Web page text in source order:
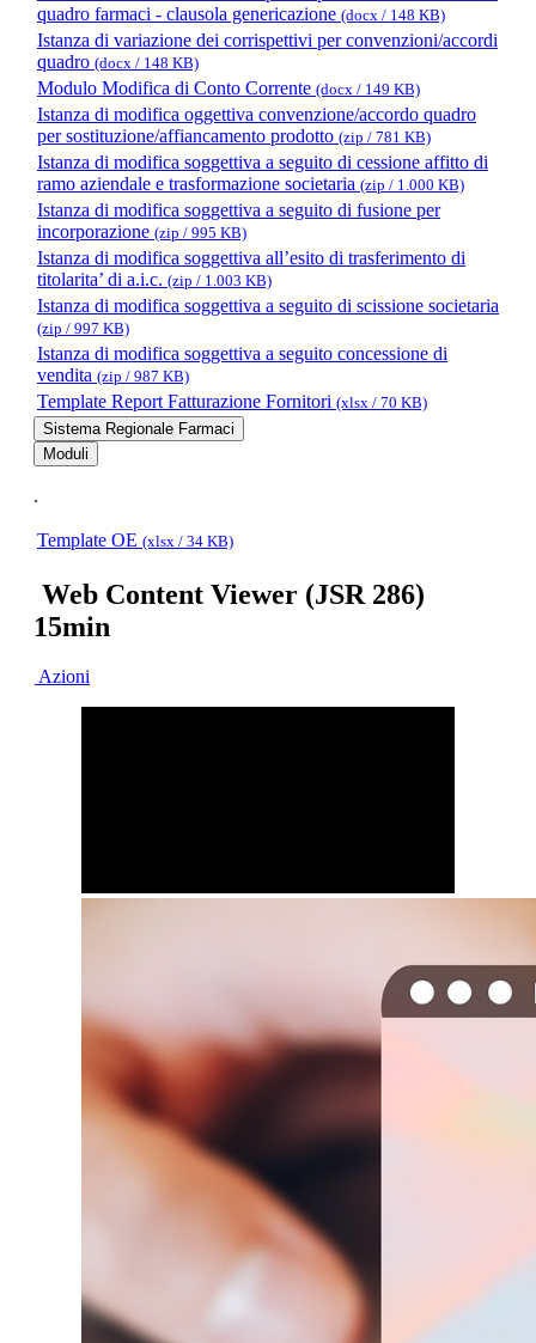
quadro farmaci - clausola genericazione (docx / 148 KB)
Istanza di variazione dei corrispettivi per convenzioni/accordi
quadro (docx / 148 KB)
Modulo Modifica di Conto Corrente (docx / 149 KB)
Istanza di modifica oggettiva convenzione/accordo quadro
per sostituzione/affiancamento prodotto (zip / 781 KB)
Istanza di modifica soggettiva a seguito di cessione affitto di
ramo aziendale e trasformazione societaria (zip / 1.000 KB)
Istanza di modifica soggettiva a seguito di fusione per
incorporazione (zip / 995 KB)
Istanza di modifica soggettiva all’esito di trasferimento di
titolarita’ di a.i.c. (zip / 1.003 KB)
Istanza di modifica soggettiva a seguito di scissione societaria
(zip / 997 KB)
Istanza di modifica soggettiva a seguito concessione di
vendita (zip / 987 KB)
Template Report Fatturazione Fornitori (xlsx / 70 KB)
Sistema Regionale Farmaci
Moduli
.
Template OE (xlsx / 34 KB)
Web Content Viewer (JSR 286)
15min
Azioni